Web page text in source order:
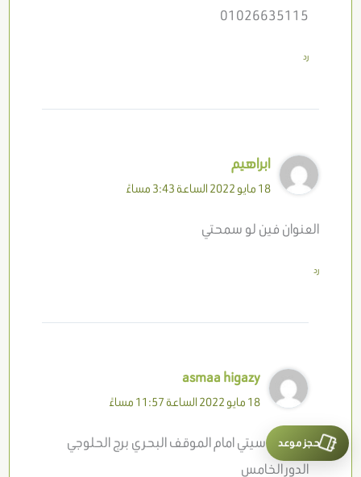
01026635115
رد
ابراهيم
18 مايو 2022 الساعة 3:43 مساءً
العنوان فين لو سمحتي
رد
asmaa higazy
18 مايو 2022 الساعة 11:57 مساءً
سوهاج سيتي امام الموقف البحري برج الحلوجي
الدور الخامس
حجز موعد